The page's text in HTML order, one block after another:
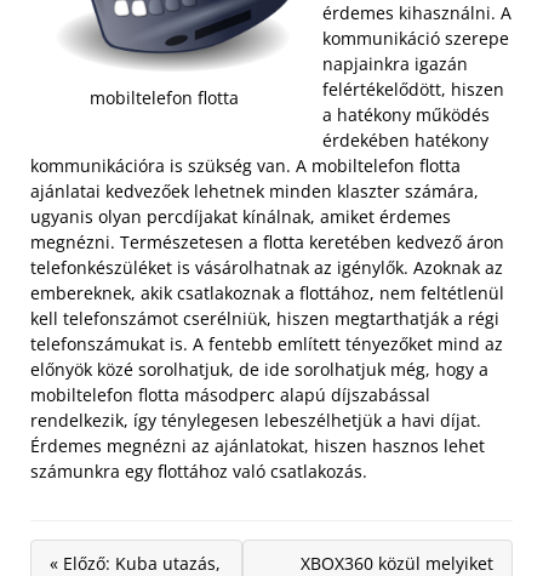
mobiltelefon flotta
érdemes kihasználni. A
kommunikáció szerepe
napjainkra igazán
felértékelődött, hiszen
a hatékony működés
érdekében hatékony
kommunikációra is szükség van. A mobiltelefon flotta
ajánlatai kedvezőek lehetnek minden klaszter számára,
ugyanis olyan percdíjakat kínálnak, amiket érdemes
megnézni. Természetesen a flotta keretében kedvező áron
telefonkészüléket is vásárolhatnak az igénylők. Azoknak az
embereknek, akik csatlakoznak a flottához, nem feltétlenül
kell telefonszámot cserélniük, hiszen megtarthatják a régi
telefonszámukat is. A fentebb említett tényezőket mind az
előnyök közé sorolhatjuk, de ide sorolhatjuk még, hogy a
mobiltelefon flotta másodperc alapú díjszabással
rendelkezik, így ténylegesen lebeszélhetjük a havi díjat.
Érdemes megnézni az ajánlatokat, hiszen hasznos lehet
számunkra egy flottához való csatlakozás.
« Előző: Kuba utazás,
XBOX360 közül melyiket